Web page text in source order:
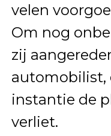
velen
Om nog
zij
automobilist,
instantie de
verliet.